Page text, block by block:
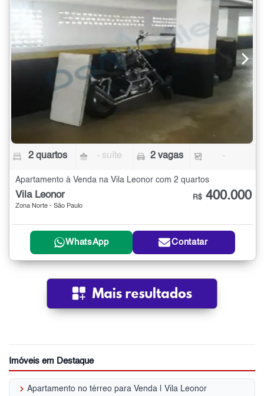
2 quartos - suíte 2 vagas -
Apartamento à Venda na Vila Leonor com 2 quartos
Vila Leonor
Zona Norte - São Paulo
R$ 400.000
WhatsApp Contatar
Imóveis em Destaque
keyboard_arrow_right Apartamento no térreo para Venda | Vila Leonor